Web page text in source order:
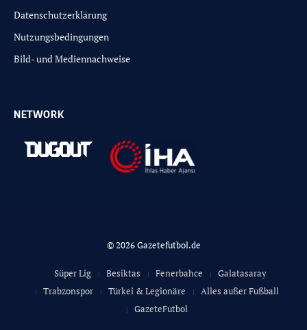
Datenschutzerklärung
Nutzungsbedingungen
Bild- und Mediennachweise
NETWORK
© 2026 Gazetefutbol.de
Süper Lig Besiktas Fenerbahce
Galatasaray
Trabzonspor
Türkei & Legionäre
Alles außer Fußball
GazeteFutbol